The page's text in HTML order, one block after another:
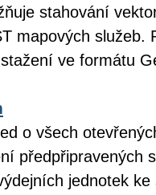
stahování
mapových služeb.
ve formátu
o všech
předpřipravených
jednotek